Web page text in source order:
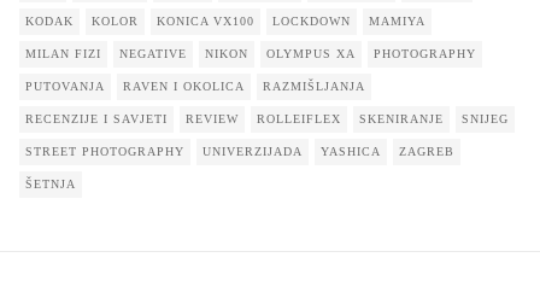
KODAK KOLOR KONICA VX100 LOCKDOWN MAMIYA
MILAN FIZI NEGATIVE NIKON OLYMPUS XA PHOTOGRAPHY
PUTOVANJA RAVEN I OKOLICA RAZMIŠLJANJA
RECENZIJE I SAVJETI REVIEW ROLLEIFLEX SKENIRANJE SNIJEG
STREET PHOTOGRAPHY UNIVERZIJADA YASHICA ZAGREB
ŠETNJA